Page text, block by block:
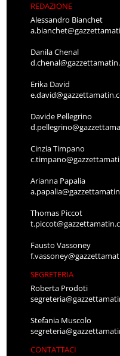
REDAZIONE
Alessandro Bianchet
Danila Chenal
Erika David
Davide Pellegrino
Cinzia Timpano
Arianna Papalia
Thomas Piccot
Fausto Vassoney
SEGRETERIA
Roberta Prodoti
Stefania Muscolo
CONTATTACI